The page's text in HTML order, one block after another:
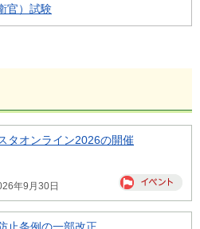
官）試験
タオンライン2026の開催
年9月30日